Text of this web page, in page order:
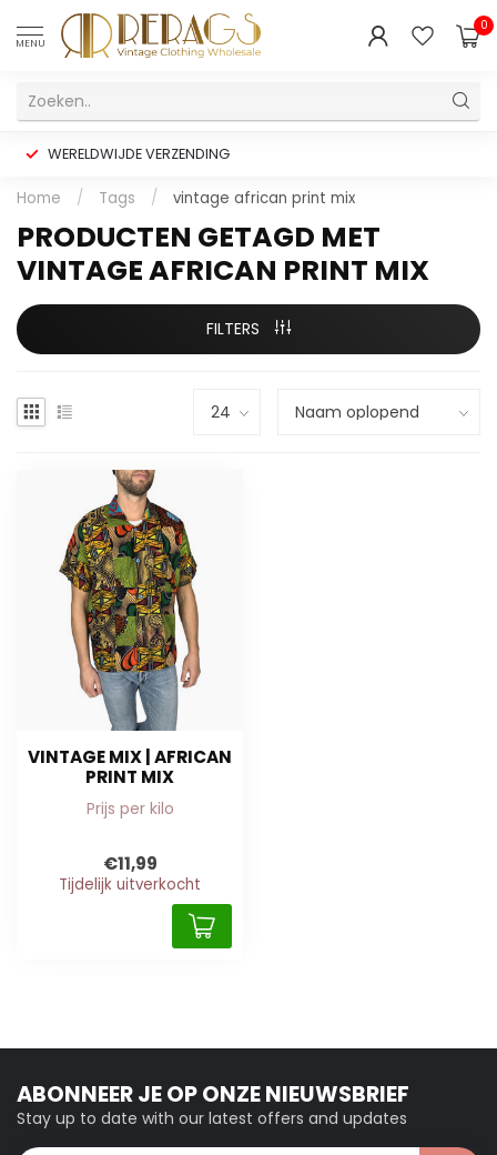
MENU
0
WERELDWIJDE VERZENDING
Home / Tags / vintage african print mix
PRODUCTEN GETAGD MET
VINTAGE AFRICAN PRINT MIX
FILTERS
VINTAGE MIX | AFRICAN
PRINT MIX
Prijs per kilo
€11,99
Tijdelijk uitverkocht
ABONNEER JE OP ONZE NIEUWSBRIEF
Stay up to date with our latest offers and updates